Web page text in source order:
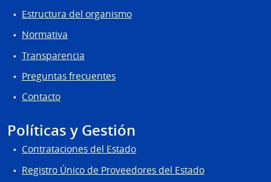
Estructura del organismo
Normativa
Transparencia
Preguntas frecuentes
Contacto
Políticas y Gestión
Contrataciones del Estado
Registro Único de Proveedores del Estado